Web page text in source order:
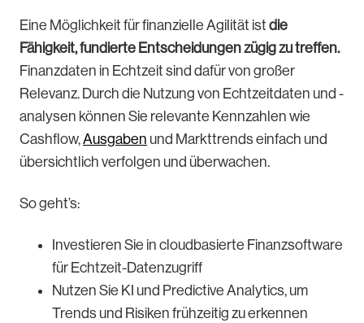
Eine Möglichkeit für finanzielle Agilität ist die
Fähigkeit, fundierte Entscheidungen zügig zu treffen.
Finanzdaten in Echtzeit sind dafür von großer
Relevanz. Durch die Nutzung von Echtzeitdaten und -
analysen können Sie relevante Kennzahlen wie
Cashflow,Ausgaben und Markttrends einfach und
übersichtlich verfolgen und überwachen.
So geht’s:
Investieren Sie in cloudbasierte Finanzsoftware
für Echtzeit-Datenzugriff
Nutzen Sie KI und Predictive Analytics, um
Trends und Risiken frühzeitig zu erkennen